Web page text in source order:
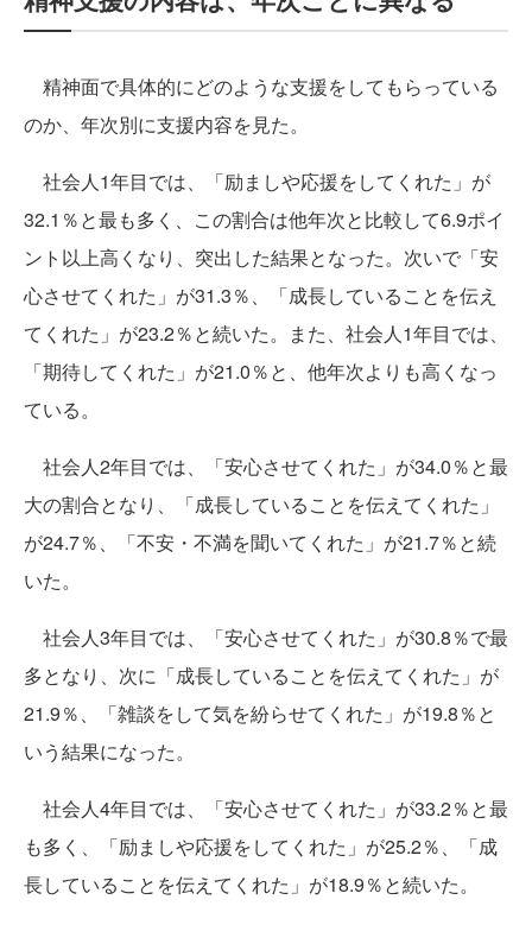
精神面で具体的にどのような支援をしてもらっている
のか、年次別に支援内容を見た。
社会人1年目では、「励ましや応援をしてくれた」が
32.1％と最も多く、この割合は他年次と比較して6.9ポイ
ント以上高くなり、突出した結果となった。次いで「安
心させてくれた」が31.3％、「成長していることを伝え
てくれた」が23.2％と続いた。また、社会人1年目では、
「期待してくれた」が21.0％と、他年次よりも高くなっ
ている。
社会人2年目では、「安心させてくれた」が34.0％と最
大の割合となり、「成長していることを伝えてくれた」
が24.7％、「不安・不満を聞いてくれた」が21.7％と続
いた。
社会人3年目では、「安心させてくれた」が30.8％で最
多となり、次に「成長していることを伝えてくれた」が
21.9％、「雑談をして気を紛らせてくれた」が19.8％と
いう結果になった。
社会人4年目では、「安心させてくれた」が33.2％と最
も多く、「励ましや応援をしてくれた」が25.2％、「成
長していることを伝えてくれた」が18.9％と続いた。